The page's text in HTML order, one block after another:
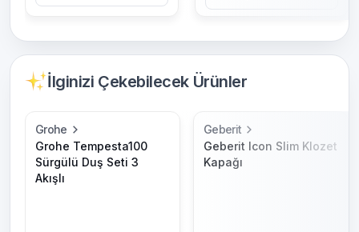
İlginizi Çekebilecek Ürünler
Grohe
Grohe Tempesta100
Sürgülü Duş Seti 3
Akışlı
Geberit
Geberit Icon Slim Klozet
Kapağı